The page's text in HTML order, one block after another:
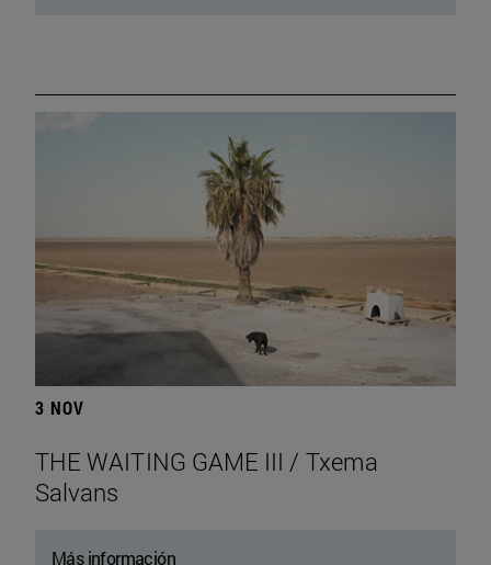
3 NOV
THE WAITING GAME III / Txema
Salvans
Más información